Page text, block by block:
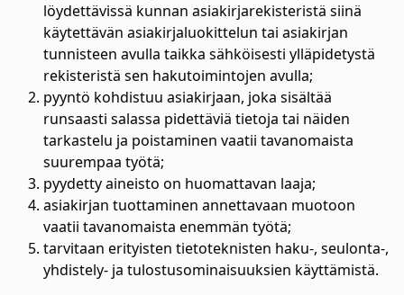
löydettävissä kunnan asiakirjarekisteristä siinä
käytettävän asiakirjaluokittelun tai asiakirjan
tunnisteen avulla taikka sähköisesti ylläpidetystä
rekisteristä sen hakutoimintojen avulla;
pyyntö kohdistuu asiakirjaan, joka sisältää
runsaasti salassa pidettäviä tietoja tai näiden
tarkastelu ja poistaminen vaatii tavanomaista
suurempaa työtä;
pyydetty aineisto on huomattavan laaja;
asiakirjan tuottaminen annettavaan muotoon
vaatii tavanomaista enemmän työtä;
tarvitaan erityisten tietoteknisten haku-, seulonta-,
yhdistely- ja tulostusominaisuuksien käyttämistä.